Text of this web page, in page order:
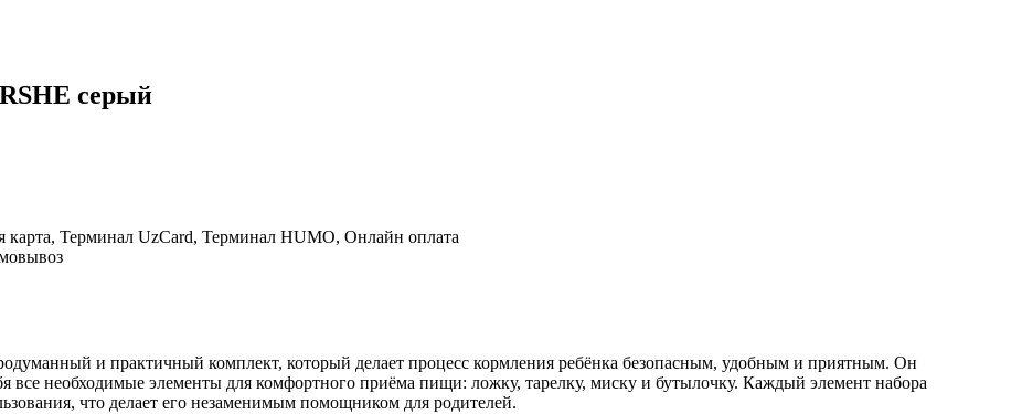
серый
Терминал UzCard, Терминал HUMO, Онлайн оплата
и практичный комплект, который делает процесс кормления ребёнка безопасным, удобным и приятным. Он
все необходимые элементы для комфортного приёма пищи: ложку, тарелку, миску и бутылочку. Каждый элемент набора
что делает его незаменимым помощником для родителей.